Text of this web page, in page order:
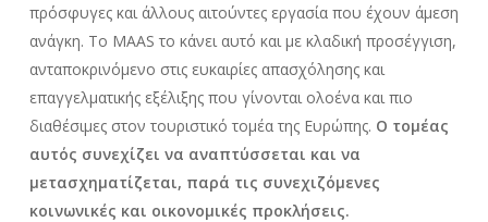
πρόσφυγες και άλλους αιτούντες εργασία που έχουν άμεση
ανάγκη. Το MAAS το κάνει αυτό και με κλαδική προσέγγιση,
ανταποκρινόμενο στις ευκαιρίες απασχόλησης και
επαγγελματικής εξέλιξης που γίνονται ολοένα και πιο
διαθέσιμες στον τουριστικό τομέα της Ευρώπης. Ο τομέας
αυτός συνεχίζει να αναπτύσσεται και να
μετασχηματίζεται, παρά τις συνεχιζόμενες
κοινωνικές και οικονομικές προκλήσεις.